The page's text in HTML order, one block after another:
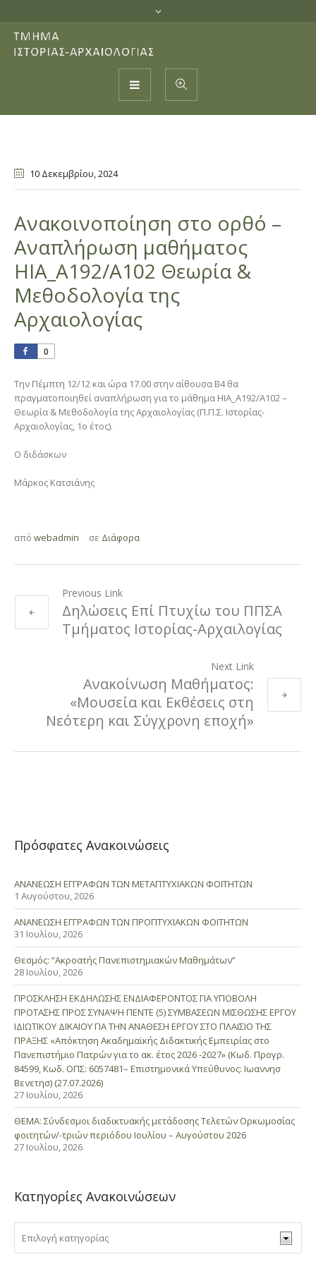
10 Δεκεμβρίου, 2024
Ανακοινοποίηση στο ορθό –
Αναπλήρωση μαθήματος
HIA_A192/Α102 Θεωρία &
Μεθοδολογία της
Αρχαιολογίας
0
Την Πέμπτη 12/12 και ώρα 17.00 στην αίθουσα Β4 θα
πραγματοποιηθεί αναπλήρωση για το μάθημα HIA_A192/Α102 –
Θεωρία & Μεθοδολογία της Αρχαιολογίας (Π.Π.Σ. Ιστορίας-
Αρχαιολογίας, 1ο έτος).
Ο διδάσκων
Μάρκος Κατσιάνης
από webadmin σε Διάφορα
Previous Link
Δηλώσεις Επί Πτυχίω του ΠΠΣΑ
Τμήματος Ιστορίας-Αρχαιλογίας
Next Link
Ανακοίνωση Μαθήματος:
«Μουσεία και Εκθέσεις στη
Νεότερη και Σύγχρονη εποχή»
Πρόσφατες Ανακοινώσεις
ΑΝΑΝΕΩΣΗ ΕΓΓΡΑΦΩΝ ΤΩΝ ΜΕΤΑΠΤΥΧΙΑΚΩΝ ΦΟΙΤΗΤΩΝ
1 Αυγούστου, 2026
ΑΝΑΝΕΩΣΗ ΕΓΓΡΑΦΩΝ ΤΩΝ ΠΡΟΠΤΥΧΙΑΚΩΝ ΦΟΙΤΗΤΩΝ
31 Ιουλίου, 2026
Θεσμός: “Ακροατής Πανεπιστημιακών Μαθημάτων”
28 Ιουλίου, 2026
ΠΡΟΣΚΛΗΣΗ ΕΚΔΗΛΩΣΗΣ ΕΝΔΙΑΦΕΡΟΝΤΟΣ ΓΙΑ ΥΠΟΒΟΛΗ
ΠΡΟΤΑΣΗΣ ΠΡΟΣ ΣΥΝΑΨΗ ΠΕΝΤΕ (5) ΣΥΜΒΑΣΕΩΝ ΜΙΣΘΩΣΗΣ ΕΡΓΟΥ
ΙΔΙΩΤΙΚΟΥ ΔΙΚΑΙΟΥ ΓΙΑ ΤΗΝ ΑΝΑΘΕΣΗ ΕΡΓΟΥ ΣΤΟ ΠΛΑΙΣΙΟ ΤΗΣ
ΠΡΑΞΗΣ «Απόκτηση Ακαδημαϊκής Διδακτικής Εμπειρίας στο
Πανεπιστήμιο Πατρών για το ακ. έτος 2026 -2027» (Κωδ. Προγρ.
84599, Κωδ. ΟΠΣ: 6057481– Επιστημονικά Υπεύθυνος: Ιωαννησ
Βενετησ) (27.07.2026)
27 Ιουλίου, 2026
ΘΕΜΑ: Σύνδεσμοι διαδικτυακής μετάδοσης Τελετών Ορκωμοσίας
φοιτητών/-τριών περιόδου Ιουλίου – Αυγούστου 2026
27 Ιουλίου, 2026
Κατηγορίες Ανακοινώσεων